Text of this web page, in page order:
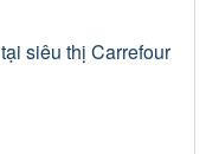
siêu thị Carrefour